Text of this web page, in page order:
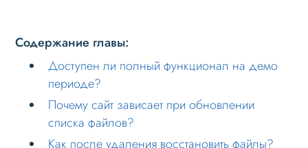
Доступен ли полный функционал на демо
периоде?
Почему сайт зависает при обновлении
списка файлов?
Содержание главы:
Доступен ли полный функционал на демо
периоде?
Почему сайт зависает при обновлении
списка файлов?
Как после удаления восстановить файлы?